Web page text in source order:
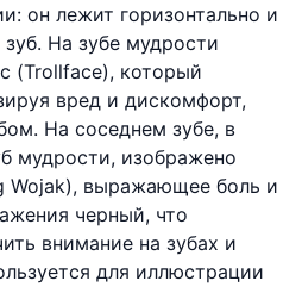
он лежит горизонтально и
На зубе мудрости
(Trollface), который
вред и дискомфорт,
На соседнем зубе, в
мудрости, изображено
Wojak), выражающее боль и
черный, что
внимание на зубах и
для иллюстрации